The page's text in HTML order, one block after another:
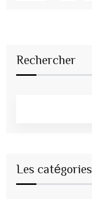
Rechercher
Les catégories